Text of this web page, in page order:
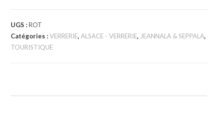
UGS :ROT
Catégories :VERRERIE,ALSACE - VERRERIE, JEANNALA & SEPPALA,
TOURISTIQUE